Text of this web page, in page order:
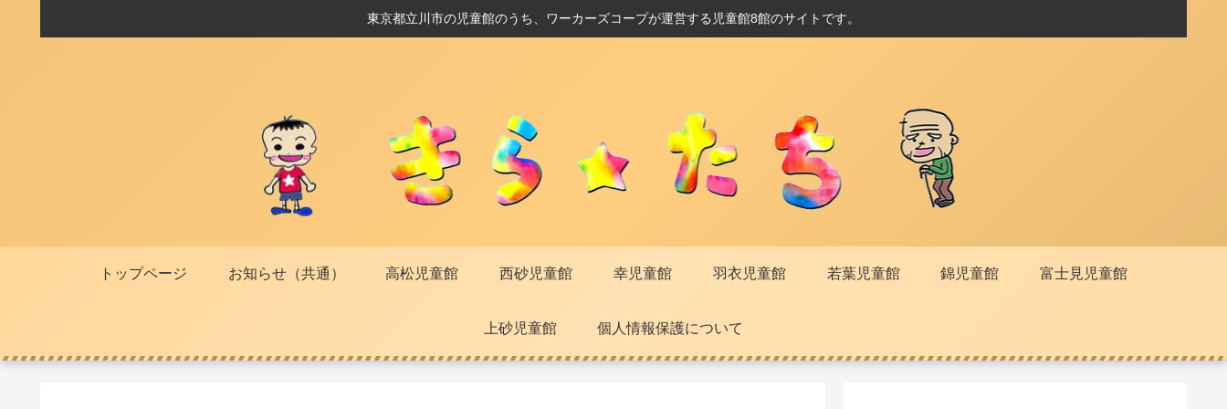
東京都立川市の児童館のうち、ワーカーズコープが運営する児童館8館のサイトです。
トップページ お知らせ（共通） 高松児童館 西砂児童館 幸児童館 羽衣児童館 若葉児童館 錦児童館 富士見児童館
上砂児童館 個人情報保護について